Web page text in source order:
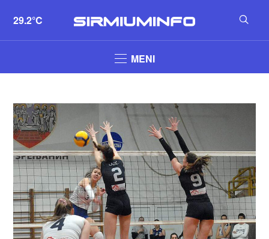
29.2°C
MENI